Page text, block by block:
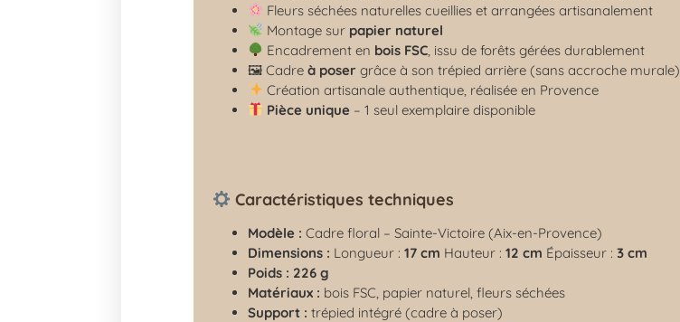
Fleurs séchées naturelles cueillies et arrangées artisanalement
Montage sur papier naturel
Encadrement en bois FSC , issu de forêts gérées durablement
🖼 Cadreà poser grâce à son trépied arrière (sans accroche murale)
Création artisanale authentique, réalisée en Provence
Pièce unique – 1 seul exemplaire disponible
Caractéristiques techniques
Modèle : Cadre floral – Sainte-Victoire (Aix-en-Provence)
Dimensions : Longueur :17 cm Hauteur :12 cm Épaisseur :3 cm
Poids : 226 g
Matériaux : bois FSC, papier naturel, fleurs séchées
Support : trépied intégré (cadre à poser)